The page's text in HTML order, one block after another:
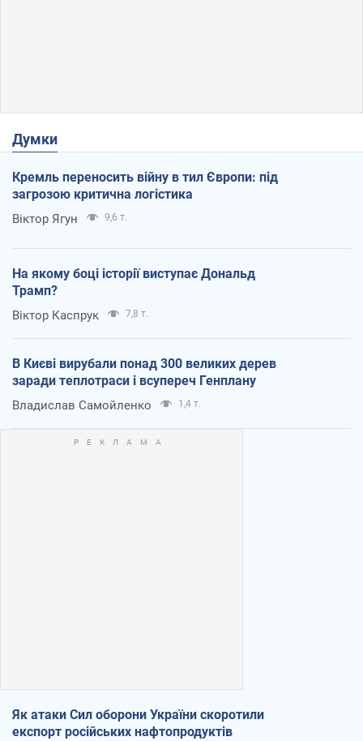
Думки
Кремль переносить війну в тил Європи: під
загрозою критична логістика
Віктор Ягун 9,6 т.
На якому боці історії виступає Дональд
Трамп?
Віктор Каспрук 7,8 т.
В Києві вирубали понад 300 великих дерев
заради теплотраси і всупереч Генплану
Владислав Самойленко 1,4 т.
Як атаки Сил оборони України скоротили
експорт російських нафтопродуктів